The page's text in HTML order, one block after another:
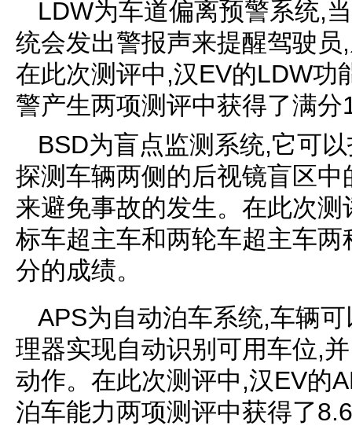
LDW为车道偏离预警系统,
统会发出警报声来提醒驾驶
在此次测评中,汉EV的LDW功
警产生两项测评中获得了满分
BSD为盲点监测系统,它可
探测车辆两侧的后视镜盲区
来避免事故的发生。在此次
标车超主车和两轮车超主车
分的成绩。
APS为自动泊车系统,车辆
理器实现自动识别可用车位,
动作。在此次测评中,汉EV的
泊车能力两项测评中获得了